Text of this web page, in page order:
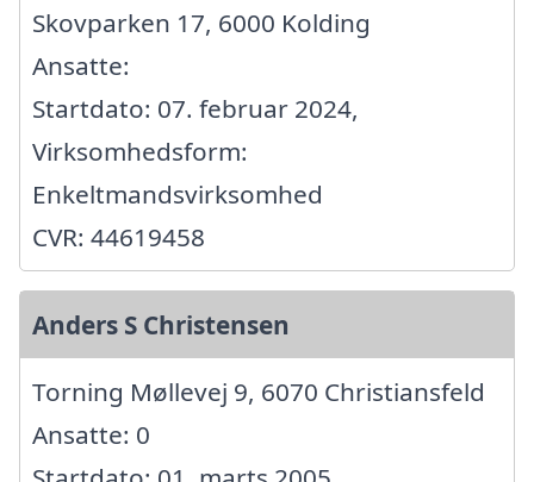
Skovparken 17, 6000 Kolding
Ansatte:
Startdato: 07. februar 2024,
Virksomhedsform:
Enkeltmandsvirksomhed
CVR: 44619458
Anders S Christensen
Torning Møllevej 9, 6070 Christiansfeld
Ansatte: 0